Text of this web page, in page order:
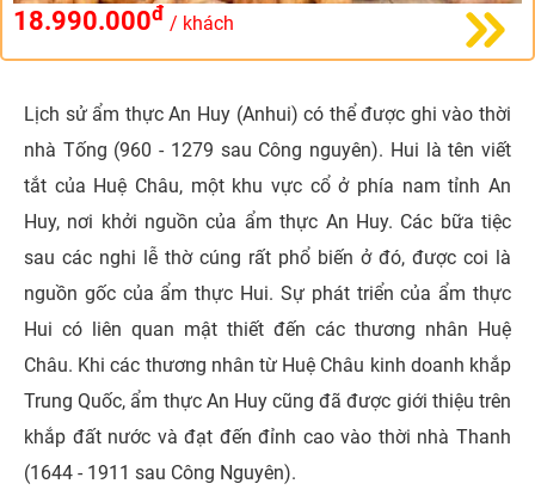
18.990.000đ / khách
Lịch sử ẩm thực An Huy (Anhui) có thể được ghi vào thời
nhà Tống (960 - 1279 sau Công nguyên). Hui là tên viết
tắt của Huệ Châu, một khu vực cổ ở phía nam tỉnh An
Huy, nơi khởi nguồn của ẩm thực An Huy. Các bữa tiệc
sau các nghi lễ thờ cúng rất phổ biến ở đó, được coi là
nguồn gốc của ẩm thực Hui. Sự phát triển của ẩm thực
Hui có liên quan mật thiết đến các thương nhân Huệ
Châu. Khi các thương nhân từ Huệ Châu kinh doanh khắp
Trung Quốc, ẩm thực An Huy cũng đã được giới thiệu trên
khắp đất nước và đạt đến đỉnh cao vào thời nhà Thanh
(1644 - 1911 sau Công Nguyên).